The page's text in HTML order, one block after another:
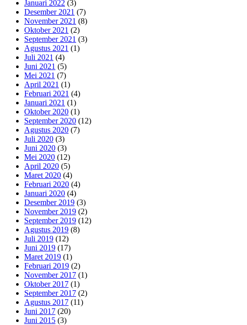
Januari 2022 (3)
Desember 2021 (7)
November 2021 (8)
Oktober 2021 (2)
September 2021 (3)
Agustus 2021 (1)
Juli 2021 (4)
Juni 2021 (5)
Mei 2021 (7)
April 2021 (1)
Februari 2021 (4)
Januari 2021 (1)
Oktober 2020 (1)
September 2020 (12)
Agustus 2020 (7)
Juli 2020 (3)
Juni 2020 (3)
Mei 2020 (12)
April 2020 (5)
Maret 2020 (4)
Februari 2020 (4)
Januari 2020 (4)
Desember 2019 (3)
November 2019 (2)
September 2019 (12)
Agustus 2019 (8)
Juli 2019 (12)
Juni 2019 (17)
Maret 2019 (1)
Februari 2019 (2)
November 2017 (1)
Oktober 2017 (1)
September 2017 (2)
Agustus 2017 (11)
Juni 2017 (20)
Juni 2015 (3)